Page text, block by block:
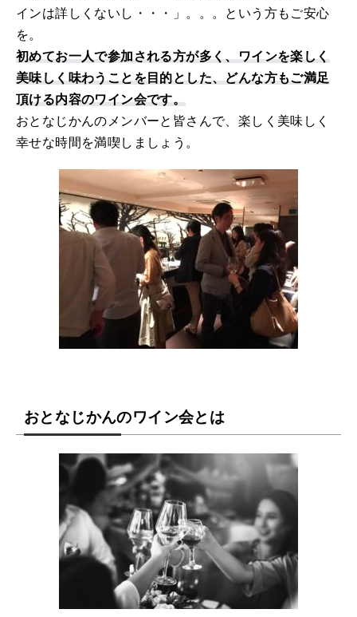
インは詳しくないし・・・」。。。という方もご安心
を。
初めてお一人で参加される方が多く、ワインを楽しく
美味しく味わうことを目的とした、どんな方もご満足
頂ける内容のワイン会です。
おとなじかんのメンバーと皆さんで、楽しく美味しく
幸せな時間を満喫しましょう。
おとなじかんのワイン会とは